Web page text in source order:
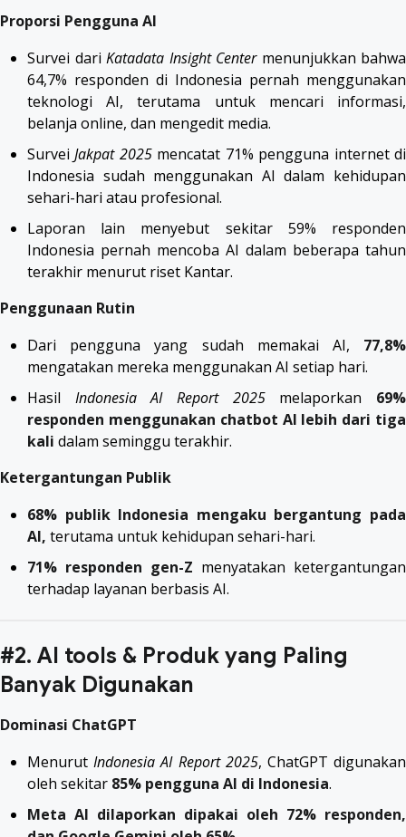
Proporsi Pengguna AI
Survei dari Katadata Insight Centermenunjukkan bahwa
64,7% responden di Indonesia pernah menggunakan
teknologi AI, terutama untuk mencari informasi,
belanja online, dan mengedit media.
SurveiJakpat 2025mencatat 71% pengguna internet di
Indonesia sudah menggunakan AI dalam kehidupan
sehari-hari atau profesional.
Laporan lain menyebut sekitar 59% responden
Indonesia pernah mencoba AI dalam beberapa tahun
terakhir menurut riset Kantar.
Penggunaan Rutin
Dari pengguna yang sudah memakai AI, 77,8%
mengatakan mereka menggunakan AI setiap hari.
Hasil Indonesia AI Report 2025melaporkan 69%
responden menggunakan chatbot AI lebih dari tiga
kali dalam seminggu terakhir.
Ketergantungan Publik
68% publik Indonesia mengaku bergantung pada
AI, terutama untuk kehidupan sehari-hari.
71% responden gen-Z menyatakan ketergantungan
terhadap layanan berbasis AI.
#2. AI tools & Produk yang Paling
Banyak Digunakan
Dominasi ChatGPT
MenurutIndonesia AI Report 2025, ChatGPT digunakan
oleh sekitar 85% pengguna AI di Indonesia.
Meta AI dilaporkan dipakai oleh 72% responden,